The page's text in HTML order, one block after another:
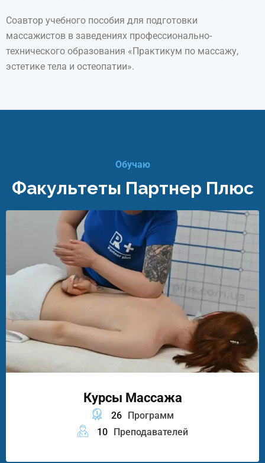
Соавтор учебного пособия для подготовки
массажистов в заведениях профессионально-
технического образования «Практикум по массажу,
эстетике тела и остеопатии».
Обучаю
Факультеты Партнер Плюс
Курсы Массажа
26
Программ
10
Преподавателей